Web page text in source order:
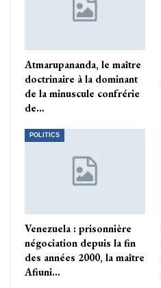
Atmarupananda, le maître
doctrinaire à la dominant
de la minuscule confrérie
de…
POLITICS
Venezuela : prisonnière
négociation depuis la fin
des années 2000, la maître
Afiuni…